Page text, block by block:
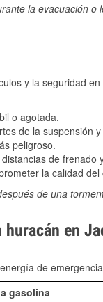
la evacuación o
y la seguridad
o agotada.
de la suspensión y
peligroso.
de frenado
la calidad
de una
en
de
gasolina